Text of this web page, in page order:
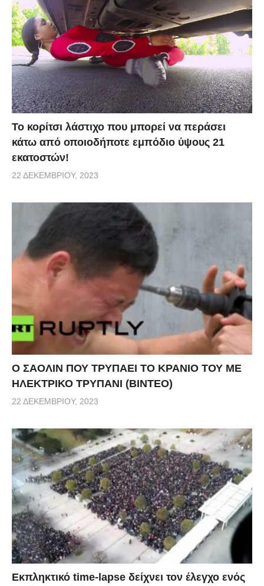
Το κορίτσι λάστιχο που μπορεί να περάσει
κάτω από οποιοδήποτε εμπόδιο ύψους 21
εκατοστών!
22 ΔΕΚΕΜΒΡΊΟΥ, 2023
Ο ΣΑΟΛΙΝ ΠΟΥ ΤΡΥΠΑΕΙ ΤΟ ΚΡΑΝΙΟ ΤΟΥ ΜΕ
ΗΛΕΚΤΡΙΚΟ ΤΡΥΠΑΝΙ (ΒΙΝΤΕΟ)
22 ΔΕΚΕΜΒΡΊΟΥ, 2023
Εκπληκτικό time-lapse δείχνει τον έλεγχο ενός